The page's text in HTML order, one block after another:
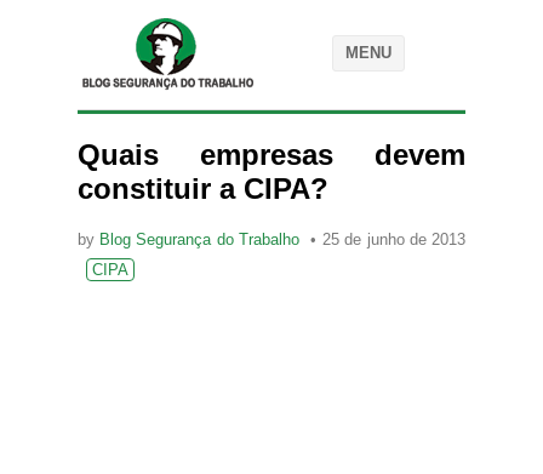
MENU
Quais empresas devem
constituir a CIPA?
by Blog Segurança do Trabalho
25 de junho de 2013
CIPA